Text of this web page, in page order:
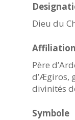
Dieu du
Affiliation
Père
d’Ægiros,
divinités
Symbole